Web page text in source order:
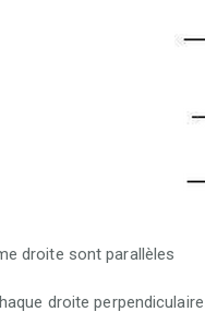
droite sont parallèles
droite